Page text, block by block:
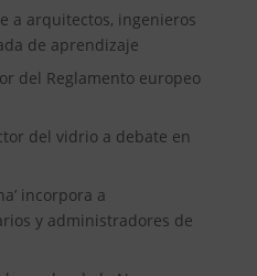
a arquitectos, ingenieros
de aprendizaje
del Reglamento europeo
del vidrio a debate en
incorpora a
y administradores de